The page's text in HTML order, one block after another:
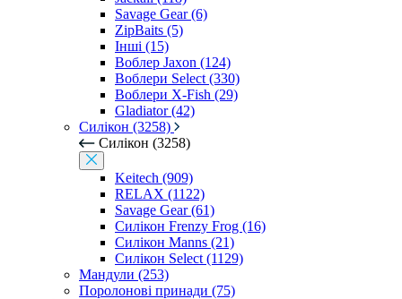
Savage Gear (6)
ZipBaits (5)
Інші (15)
Воблер Jaxon (124)
Воблери Select (330)
Воблери X-Fish (29)
Gladiator (42)
Силікон (3258)
Силікон (3258)
Keitech (909)
RELAX (1122)
Savage Gear (61)
Силікон Frenzy Frog (16)
Силікон Manns (21)
Силікон Select (1129)
Мандули (253)
Поролонові принади (75)